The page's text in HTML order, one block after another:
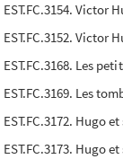
EST.FC.3154. Victor
EST.FC.3152. Victor
EST.FC.3168. Les
EST.FC.3169. Les
EST.FC.3172. Hugo
EST.FC.3173. Hugo